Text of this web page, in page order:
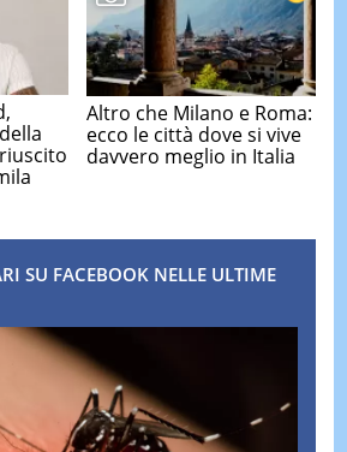
Altro che Milano e Roma:
ecco le città dove si vive
davvero meglio in Italia
SU FACEBOOK NELLE ULTIME